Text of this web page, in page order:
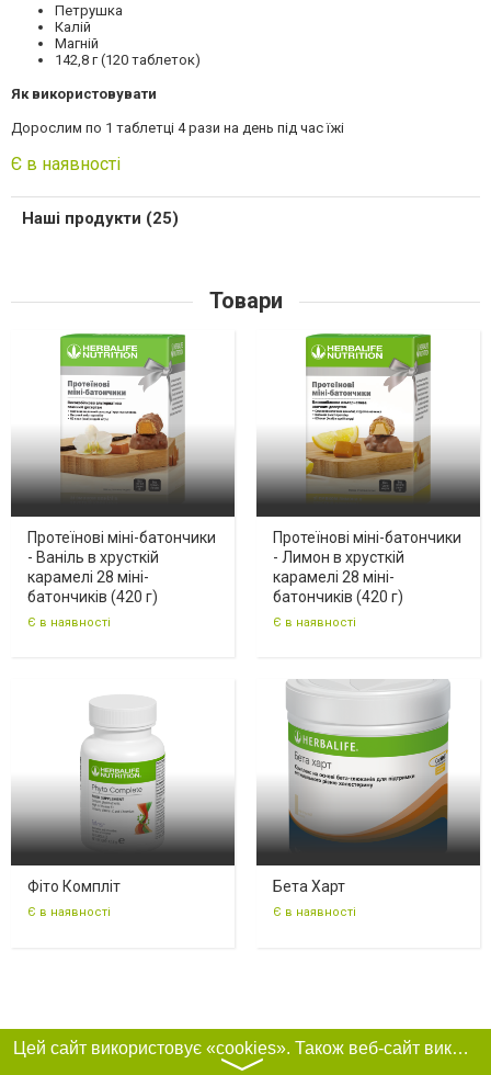
Петрушка
Калій
Магній
142,8 г (120 таблеток)
Як використовувати
Дорослим по 1 таблетці 4 рази на день під час їжі
Є в наявності
Наші продукти (25)
Товари
Протеїнові міні-батончики
- Ваніль в хрусткій
карамелі 28 міні-
батончиків (420 г)
Є в наявності
Протеїнові міні-батончики
- Лимон в хрусткій
карамелі 28 міні-
батончиків (420 г)
Є в наявності
Фіто Компліт
Є в наявності
Бета Харт
Є в наявності
Цей сайт використовує «cookies». Також веб-сайт використовує інтернет-сервіс для збору технічних даних стосовно відвідувачів з метою отримання маркетингової та статистичної інформації. Умови обробки даних відвідувачів сайту див.
〉